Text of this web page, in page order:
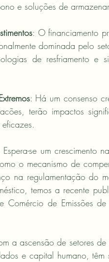
e soluções de
: O financiamento
dominada pelo
de resfriamento e
: Há um consenso
terão impactos
Espera-se um crescimento
o mecanismo de
na regulamentação do
temos a recente
de Emissões
a ascensão de setores
e capital humano, têm